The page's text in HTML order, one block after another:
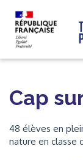
Cap
48 élèves en
nature en classe